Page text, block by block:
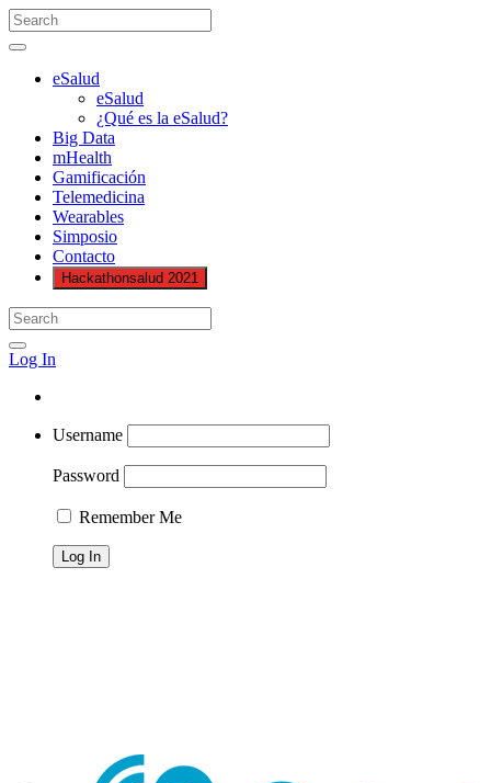
eSalud
eSalud
¿Qué es la eSalud?
Big Data
mHealth
Gamificación
Telemedicina
Wearables
Simposio
Contacto
Hackathonsalud 2021
Log In
Username
Password
Remember Me